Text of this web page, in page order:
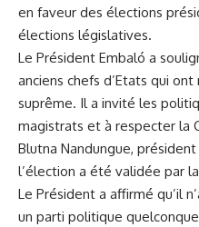
en faveur des élections
élections​ législatives.
Le Président Embaló a
anciens chefs d’Etats qui
suprême.‍ Il a invité les
magistrats et à respecter la
‌Blutna Nandungue,
⁣l’élection a été validée par
Le Président a affirmé qu’il
⁤un ‌parti politique